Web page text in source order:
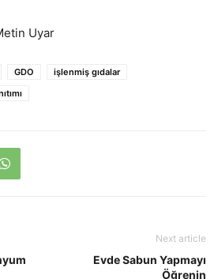
Uyar
GDO
işlenmiş gıdalar
Next article
Evde Sabun Yapmayı
Öğrenin